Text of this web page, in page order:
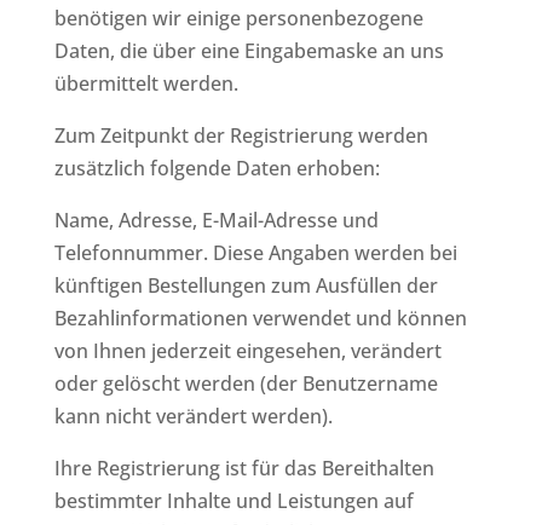
benötigen wir einige personenbezogene
Daten, die über eine Eingabemaske an uns
übermittelt werden.
Zum Zeitpunkt der Registrierung werden
zusätzlich folgende Daten erhoben:
Name, Adresse, E-Mail-Adresse und
Telefonnummer. Diese Angaben werden bei
künftigen Bestellungen zum Ausfüllen der
Bezahlinformationen verwendet und können
von Ihnen jederzeit eingesehen, verändert
oder gelöscht werden (der Benutzername
kann nicht verändert werden).
Ihre Registrierung ist für das Bereithalten
bestimmter Inhalte und Leistungen auf